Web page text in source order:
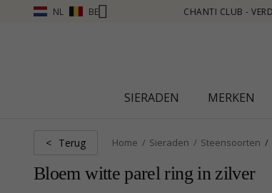
NL BE
ZIE MEER - KLIK HIER
SIERADEN MERKEN
< Terug Home Sieraden Steensoorten
Bloem witte parel ring in zilver